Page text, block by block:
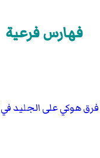
فهارس فرعية
فرق هوكي على الجليد في